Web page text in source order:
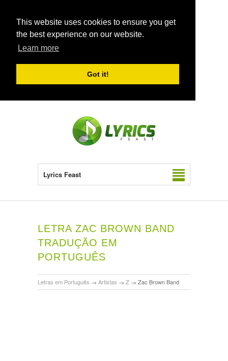
This website uses cookies to ensure you get
the best experience on our website.
Learn more
Got it!
Lyrics Feast
LETRA ZAC BROWN BAND
TRADUÇÃO EM
PORTUGUÊS
Letras em Português → Artistas → Z → Zac Brown Band